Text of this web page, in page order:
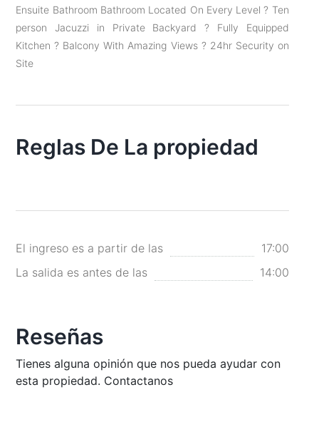
Ensuite Bathroom Bathroom Located On Every Level ? Ten
person Jacuzzi in Private Backyard ? Fully Equipped
Kitchen ? Balcony With Amazing Views ? 24hr Security on
Site
Reglas De La propiedad
El ingreso es a partir de las
17:00
La salida es antes de las
14:00
Reseñas
Tienes alguna opinión que nos pueda ayudar con
esta propiedad. Contactanos